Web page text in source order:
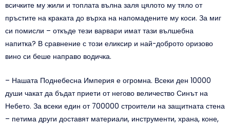
всичките му жили и топлата вълна заля цялото му тяло от
пръстите на краката до върха на напомадените му коси. За миг
си помисли – откъде тези варвари имат тази вълшебна
напитка? В сравнение с този еликсир и най-доброто оризово
вино си беше направо водичка.
– Нашата Поднебесна Империя е огромна. Всеки ден 10000
души чакат да бъдат приети от негово величество Синът на
Небето. За всеки един от 700000 строители на защитната стена
– петима други доставят материали, инструменти, храна, коне,